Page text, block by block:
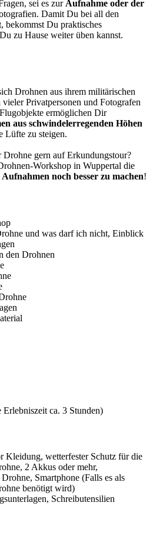
sei es zur Aufnahme oder der
Damit Du bei all den
bekommst Du praktisches
zu Hause weiter üben kannst.
Drohnen aus ihrem militärischen
Privatpersonen und Fotografen
ermöglichen Dir
aus schwindelerregenden Höhen
Lüfte zu steigen.
gern auf Erkundungstour?
Workshop in Wuppertal die
noch besser zu machen!
und was darf ich nicht, Einblick
den Drohnen
Erlebniszeit ca. 3 Stunden)
Kleidung, wetterfester Schutz für die
2 Akkus oder mehr,
Smartphone (Falls es als
benötigt wird)
Schreibutensilien